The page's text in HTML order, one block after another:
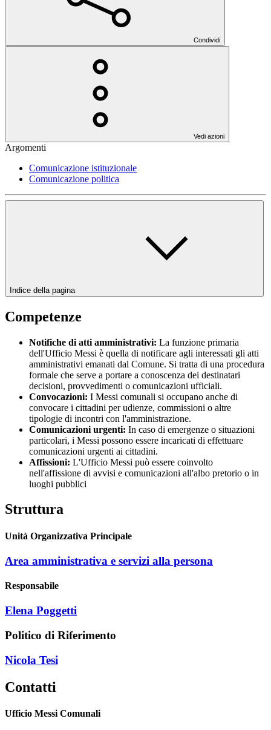
Condividi
Vedi azioni
Argomenti
Comunicazione istituzionale
Comunicazione politica
Indice della pagina
Competenze
Notifiche di atti amministrativi: La funzione primaria
dell'Ufficio Messi è quella di notificare agli interessati gli atti
amministrativi emanati dal Comune. Si tratta di una procedura
formale che serve a portare a conoscenza dei destinatari
decisioni, provvedimenti o comunicazioni ufficiali.
Convocazioni: I Messi comunali si occupano anche di
convocare i cittadini per udienze, commissioni o altre
tipologie di incontri con l'amministrazione.
Comunicazioni urgenti: In caso di emergenze o situazioni
particolari, i Messi possono essere incaricati di effettuare
comunicazioni urgenti ai cittadini.
Affissioni: L'Ufficio Messi può essere coinvolto
nell'affissione di avvisi e comunicazioni all'albo pretorio o in
luoghi pubblici
Struttura
Unità Organizzativa Principale
Area amministrativa e servizi alla persona
Responsabile
Elena Poggetti
Politico di Riferimento
Nicola Tesi
Contatti
Ufficio Messi Comunali